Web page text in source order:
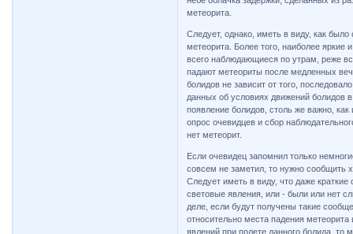
метеорита.
Следует, однако, иметь в виду, как
метеорита. Более того, наиболее
всего наблюдающиеся по утрам, реже
падают метеориты после медленных
болидов не зависит от того,
данных об условиях движений болидов
появление болидов, столь же важно,
опрос очевидцев и сбор
нет метеорит.
Если очевидец запомнил только
совсем не заметил, то нужно сообщить
Следует иметь в виду, что даже
световые явления, или - были или нет
деле, если будут получены такие
относительно места падения
явлений при полете данного болида, то